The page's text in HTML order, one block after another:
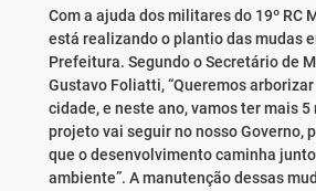
Com a ajuda dos militares do 19º RC
está realizando o plantio das mudas
Prefeitura. Segundo o Secretário de
Gustavo Foliatti, “Queremos
cidade, e neste ano, vamos ter mais 5
projeto vai seguir no nosso Governo,
que o desenvolvimento caminha
ambiente”. A manutenção dessas